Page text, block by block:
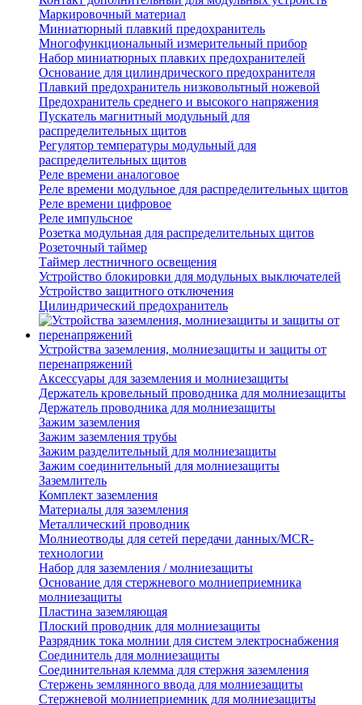
Маркировочный материал
Миниатюрный плавкий предохранитель
Многофункциональный измерительный прибор
Набор миниатюрных плавких предохранителей
Основание для цилиндрического предохранителя
Плавкий предохранитель низковольтный ножевой
Предохранитель среднего и высокого напряжения
Пускатель магнитный модульный для
распределительных щитов
Регулятор температуры модульный для
распределительных щитов
Реле времени аналоговое
Реле времени модульное для распределительных щитов
Реле времени цифровое
Реле импульсное
Розетка модульная для распределительных щитов
Розеточный таймер
Таймер лестничного освещения
Устройство блокировки для модульных выключателей
Устройство защитного отключения
Цилиндрический предохранитель
Устройства заземления, молниезащиты и защиты от
перенапряжений
Аксессуары для заземления и молниезащиты
Держатель кровельный проводника для молниезащиты
Держатель проводника для молниезащиты
Зажим заземления
Зажим заземления трубы
Зажим разделительный для молниезащиты
Зажим соединительный для молниезащиты
Заземлитель
Комплект заземления
Материалы для заземления
Металлический проводник
Молниеотводы для сетей передачи данных/MCR-
технологии
Набор для заземления / молниезащиты
Основание для стержневого молниеприемника
молниезащиты
Пластина заземляющая
Плоский проводник для молниезащиты
Разрядник тока молнии для систем электроснабжения
Соединитель для молниезащиты
Соединительная клемма для стержня заземления
Стержень землянного ввода для молниезащиты
Стержневой молниеприемник для молниезащиты